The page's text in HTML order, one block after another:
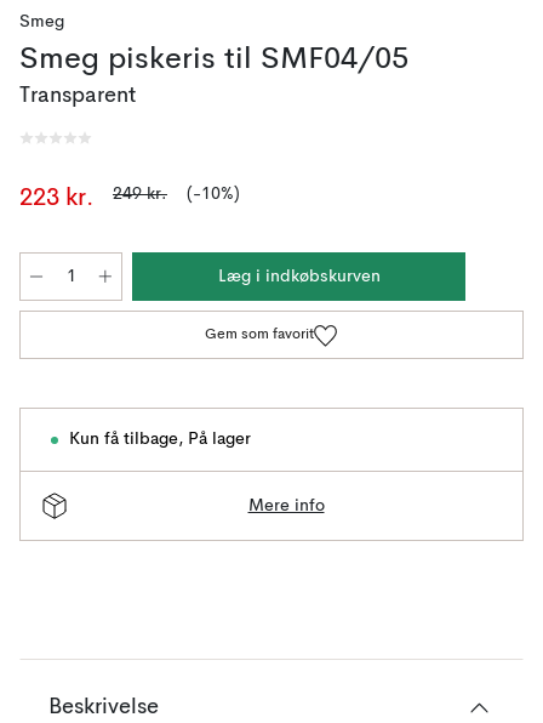
Smeg
Smeg piskeris til SMF04/05
Transparent
223 kr. 249 kr. (-10%)
Læg i indkøbskurven
Gem som favorit
Kun få tilbage, På lager
Mere info
Beskrivelse